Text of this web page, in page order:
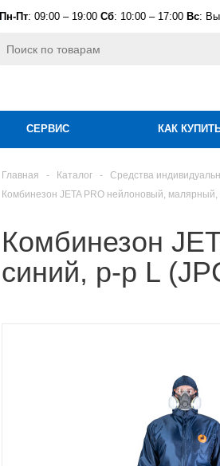
Пн-Пт: 09:00 – 19:00 Сб: 10:00 – 17:00 Вс:
СЕРВИС КАК
Главная - Каталог - Средства
Комбинезон JETA PRO нейлоновый, малярный,
Комбинезон
синий, р-р L